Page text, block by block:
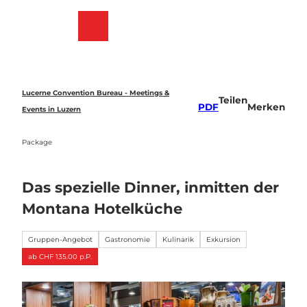
Lucerne Convention Bureau - Meetings &
Events in Luzern
Package
PDF
Teilen
Merken
Das spezielle Dinner, inmitten der
Montana Hotelküche
Gruppen-Angebot Gastronomie Kulinarik
Exkursion
ab CHF 135.00 p.P.